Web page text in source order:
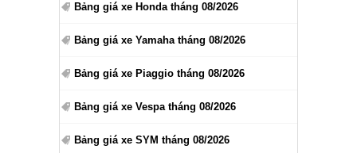
Bảng giá xe Honda tháng 08/2026
Bảng giá xe Yamaha tháng 08/2026
Bảng giá xe Piaggio tháng 08/2026
Bảng giá xe Vespa tháng 08/2026
Bảng giá xe SYM tháng 08/2026